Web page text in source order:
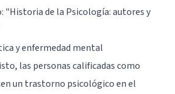
"Historia de la Psicología: autores y
y enfermedad mental
las personas calificadas como
un trastorno psicológico en el